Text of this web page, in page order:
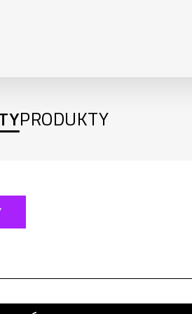
PRODUKTY